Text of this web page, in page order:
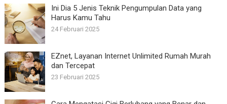
Ini Dia 5 Jenis Teknik Pengumpulan Data yang
Harus Kamu Tahu
24 Februari 2025
EZnet, Layanan Internet Unlimited Rumah Murah
dan Tercepat
23 Februari 2025